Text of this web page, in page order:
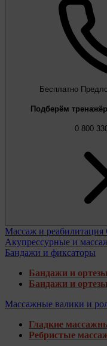
Бесплатно
Подберём
0 800
Массаж и реабилитация
Акупрессурные и
Бандажи и фиксаторы
Бандажи и
Бандажи и
Массажные валики и
Гладкие
Ребристые